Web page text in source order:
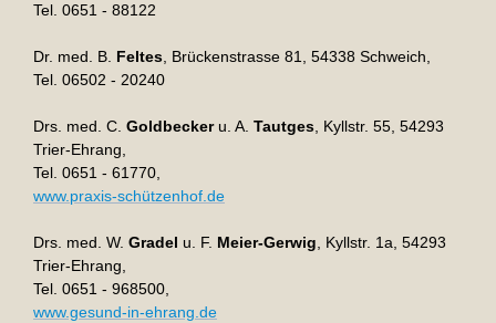
Tel. 0651 - 88122
Dr. med. B. Feltes, Brückenstrasse 81, 54338 Schweich,
Tel. 06502 - 20240
Drs. med. C. Goldbeckeru. A. Tautges, Kyllstr. 55, 54293
Trier-Ehrang,
Tel. 0651 - 61770,
www.praxis-schützenhof.de
Drs. med. W. Gradel u. F. Meier-Gerwig, Kyllstr. 1a, 54293
Trier-Ehrang,
Tel. 0651 - 968500,
www.gesund-in-ehrang.de